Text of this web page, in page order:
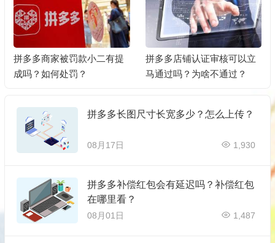
拼多多商家被罚款小二有提
成吗？如何处罚？
拼多多店铺认证审核可以立
马通过吗？为啥不通过？
拼多多长图尺寸长宽多少？怎么上传？
08月17日 1,930
拼多多补偿红包会有延迟吗？补偿红包
在哪里看？
08月01日 1,487